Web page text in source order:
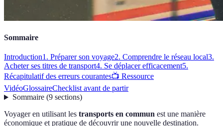
Sommaire
Introduction1. Préparer son voyage2. Comprendre le réseau local3.
Acheter ses titres de transport4. Se déplacer efficacement5.
Récapitulatif des erreurs courantes📺 Ressource
VidéoGlossaireChecklist avant de partir
Sommaire(9 sections)
Voyager en utilisant les transports en commun est une manière
économique et pratique de découvrir une nouvelle destination.